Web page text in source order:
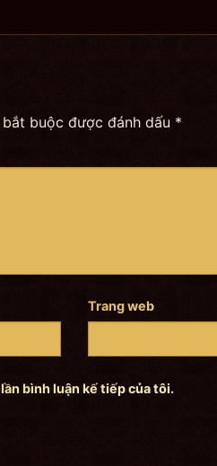
buộc được đánh dấu *
Trang web
bình luận kế tiếp của tôi.